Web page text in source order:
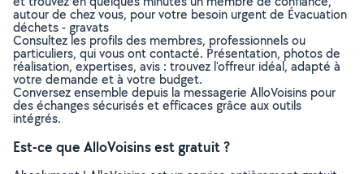
autour de chez vous, pour votre besoin urgent de Évacuation
déchets - gravats
Consultez les profils des membres, professionnels ou
particuliers, qui vous ont contacté. Présentation, photos de
réalisation, expertises, avis : trouvez l'offreur idéal, adapté à
votre demande et à votre budget.
Conversez ensemble depuis la messagerie AlloVoisins pour
des échanges sécurisés et efficaces grâce aux outils
intégrés.
Est-ce que AlloVoisins est gratuit ?